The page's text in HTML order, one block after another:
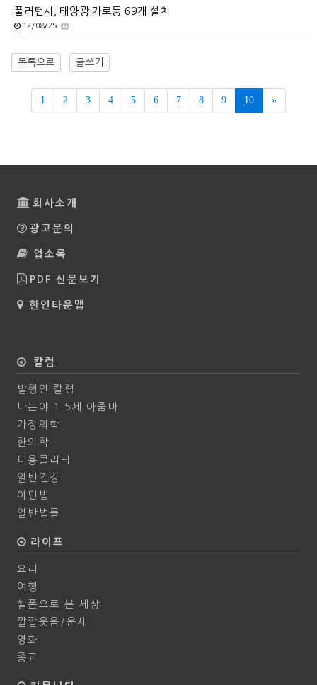
풀러턴시, 태양광 가로등 69개 설치
12/08/25
목록으로 글쓰기
1 2 3 4 5 6 7 8 9 10 »Next
회사소개
광고문의
업소록
PDF 신문보기
한인타운맵
칼럼
발행인 칼럼
나는야 1.5세 아줌마
가정의학
한의학
미용클리닉
일반건강
이민법
일반법률
라이프
요리
여행
셀폰으로 본 세상
깔깔웃음/운세
영화
종교